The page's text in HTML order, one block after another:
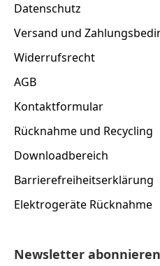
Datenschutz
Versand und
Widerrufsrecht
AGB
Kontaktformular
Rücknahme und Recycling
Downloadbereich
Barrierefreiheitserklärung
Elektrogeräte Rücknahme
Newsletter abonnieren